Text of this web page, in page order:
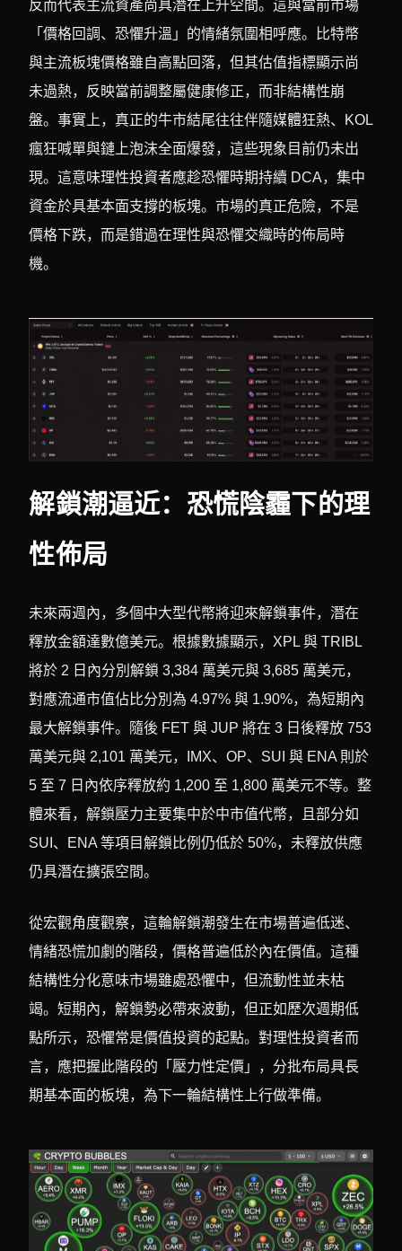
反而代表主流資產尚具潛在上升空間。這與當前市場
「價格回調、恐懼升溫」的情緒氛圍相呼應。比特幣
與主流板塊價格雖自高點回落，但其估值指標顯示尚
未過熱，反映當前調整屬健康修正，而非結構性崩
盤。事實上，真正的牛市結尾往往伴隨媒體狂熱、KOL
瘋狂喊單與鏈上泡沫全面爆發，這些現象目前仍未出
現。這意味理性投資者應趁恐懼時期持續 DCA，集中
資金於具基本面支撐的板塊。市場的真正危險，不是
價格下跌，而是錯過在理性與恐懼交織時的佈局時
機。
解鎖潮逼近：恐慌陰霾下的理
性佈局
未來兩週內，多個中大型代幣將迎來解鎖事件，潛在
釋放金額達數億美元。根據數據顯示，XPL 與 TRIBL
將於 2 日內分別解鎖 3,384 萬美元與 3,685 萬美元，
對應流通市值佔比分別為 4.97% 與 1.90%，為短期內
最大解鎖事件。隨後 FET 與 JUP 將在 3 日後釋放 753
萬美元與 2,101 萬美元，IMX、OP、SUI 與 ENA 則於
5 至 7 日內依序釋放約 1,200 至 1,800 萬美元不等。整
體來看，解鎖壓力主要集中於中市值代幣，且部分如
SUI、ENA 等項目解鎖比例仍低於 50%，未釋放供應
仍具潛在擴張空間。
從宏觀角度觀察，這輪解鎖潮發生在市場普遍低迷、
情緒恐慌加劇的階段，價格普遍低於內在價值。這種
結構性分化意味市場雖處恐懼中，但流動性並未枯
竭。短期內，解鎖勢必帶來波動，但正如歷次週期低
點所示，恐懼常是價值投資的起點。對理性投資者而
言，應把握此階段的「壓力性定價」，分批布局具長
期基本面的板塊，為下一輪結構性上行做準備。